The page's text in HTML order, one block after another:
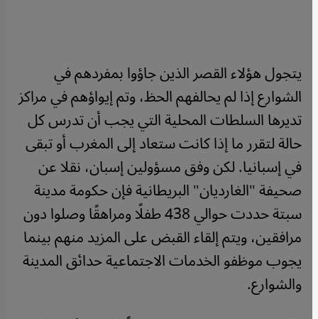
يتجول هؤلاء القصر الذين جاؤوا بمفردهم في
الشوارع إذا لم يحالفهم الحظ، وتم إيواؤهم في مراكز
تديرها السلطات المحلية التي يجب أن تدرس كل
حالة لتقرر ما إذا كانت ستعاد إلى المغرب أو تبقى
في إسبانيا. لكن وفق مسؤولين إسبان، نقلا عن
صحيفة "الغارديان" البريطانية فإن حكومة مدينة
سبتة حددت حوالي 438 طفلًا ومراهقًا وصلوا دون
مرافقين، ويتم إلقاء القبض على المزيد منهم بينما
يجوب موظفو الخدمات الاجتماعية حدائق المدينة
والشوارع.